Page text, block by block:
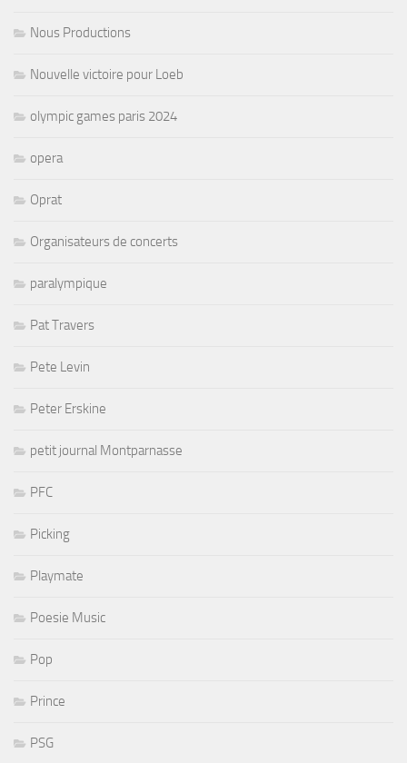
Nous Productions
Nouvelle victoire pour Loeb
olympic games paris 2024
opera
Oprat
Organisateurs de concerts
paralympique
Pat Travers
Pete Levin
Peter Erskine
petit journal Montparnasse
PFC
Picking
Playmate
Poesie Music
Pop
Prince
PSG